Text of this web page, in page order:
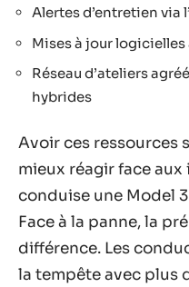
Alertes d’entretien via
Mises à jour
Réseau d’ateliers
hybrides
Avoir ces ressources
mieux réagir face aux
conduise une Model
Face à la panne, la
différence. Les
la tempête avec plus